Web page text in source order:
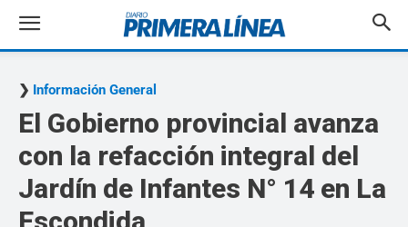
Información General
El Gobierno provincial avanza
con la refacción integral del
Jardín de Infantes N° 14 en La